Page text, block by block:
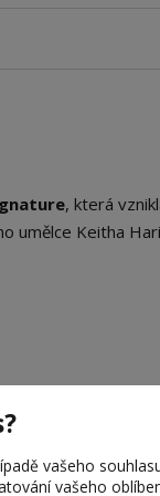
, která
umělce Keitha
dílem
výbavou pro
vašeho
vašeho